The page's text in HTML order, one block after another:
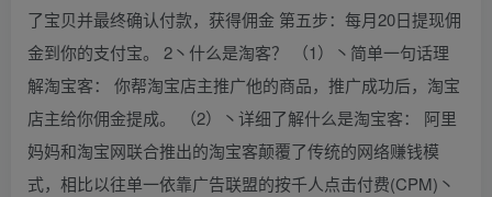
了宝贝并最终确认付款，获得佣金 第五步：每月20日提现佣
金到你的支付宝。 2丶什么是淘客？ （1）丶简单一句话理
解淘宝客： 你帮淘宝店主推广他的商品，推广成功后，淘宝
店主给你佣金提成。 （2）丶详细了解什么是淘宝客： 阿里
妈妈和淘宝网联合推出的淘宝客颠覆了传统的网络赚钱模
式，相比以往单一依靠广告联盟的按千人点击付费(CPM)丶